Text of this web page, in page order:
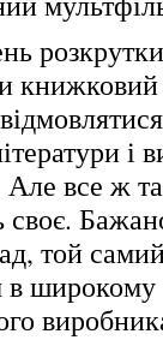
книжковий
і
Але все ж
той
широкому